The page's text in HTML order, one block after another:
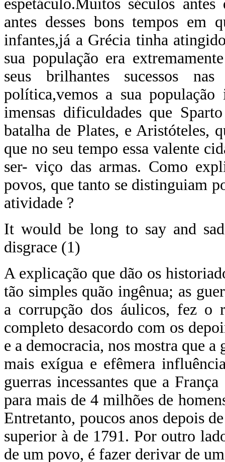
espetáculo.Muitos séculos
antes desses bons tempos em
infantes,já a Grécia tinha
sua população era
seus brilhantes sucessos
política,vemos a sua
imensas dificuldades que
batalha de Plates, e Aristóteles,
que no seu tempo essa valente
ser- viço das armas. Como
povos, que tanto se distinguiam
atividade ?
It would be long to say and
disgrace (1)
A explicação que dão os
tão simples quão ingênua; as
a corrupção dos áulicos, fez o
completo desacordo com os
e a democracia, nos mostra que a
mais exígua e efêmera
guerras incessantes que a
para mais de 4 milhões de
Entretanto, poucos anos depois
superior à de 1791. Por outro
de um povo, é fazer derivar de